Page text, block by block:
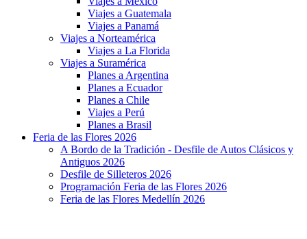
Viajes a Guatemala
Viajes a Panamá
Viajes a Norteamérica
Viajes a La Florida
Viajes a Suramérica
Planes a Argentina
Planes a Ecuador
Planes a Chile
Viajes a Perú
Planes a Brasil
Feria de las Flores 2026
A Bordo de la Tradición - Desfile de Autos Clásicos y
Antiguos 2026
Desfile de Silleteros 2026
Programación Feria de las Flores 2026
Feria de las Flores Medellín 2026